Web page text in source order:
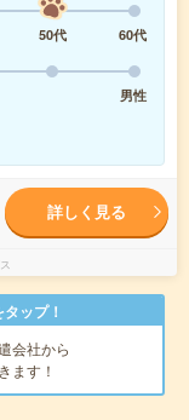
50代
60代
男性
詳しく見る
ップ！
会社から
ます！